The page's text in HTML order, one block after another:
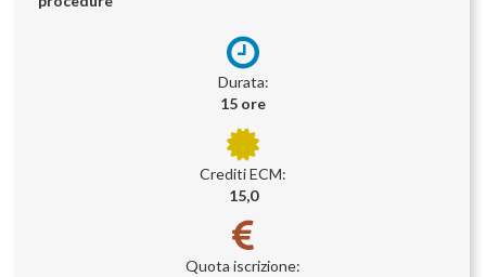
Durata:
15 ore
Crediti ECM:
15,0
Quota iscrizione: